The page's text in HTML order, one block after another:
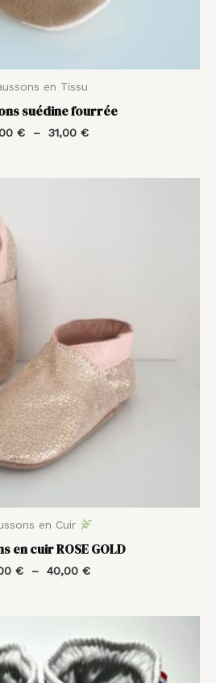
en Tissu
suédine fourrée
€ – 31,00 €
en Cuir
en cuir ROSE GOLD
€ – 40,00 €
de
prix :
35,00 €